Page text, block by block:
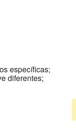
específicas;
diferentes;